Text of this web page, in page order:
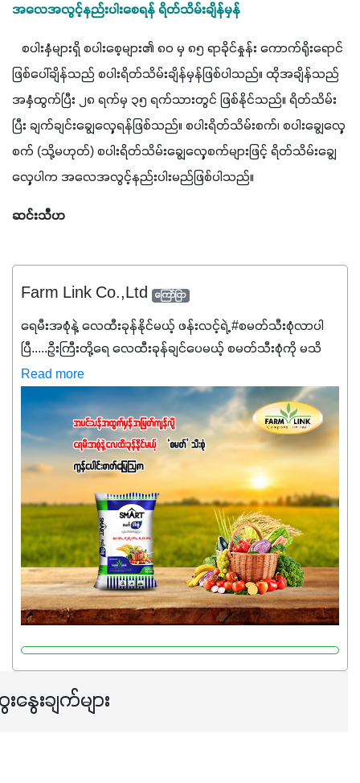
အလေအလွင့်နည်းပါးစေရန် ရိတ်သိမ်းချိန်မှန်
စပါးနှံများရှိ စပါးစေ့များ၏ ၈၀ မှ ၈၅ ရာခိုင်နှုန်း ကောက်ရိုးရောင်
ဖြစ်ပေါ်ချိန်သည် စပါးရိတ်သိမ်းချိန်မှန်ဖြစ်ပါသည်။ ထိုအချိန်သည်
အနှံထွက်ပြီး ၂၈ ရက်မှ ၃၅ ရက်သားတွင် ဖြစ်နိုင်သည်။ ရိတ်သိမ်း
ပြီး ချက်ချင်းချွေလှေ့ရန်ဖြစ်သည်။ စပါးရိတ်သိမ်းစက်၊ စပါးချွေလှေ့
စက် (သို့မဟုတ်) စပါးရိတ်သိမ်းချွေလှေ့စက်များဖြင့် ရိတ်သိမ်းချွေ
လှေ့ပါက အလေအလွင့်နည်းပါးမည်ဖြစ်ပါသည်။
ဆင်းသီဟ
Farm Link Co.,Ltd ကြော်ငြာ
ရေမီးအစုံနဲ့ လေထီးခုန်နိုင်မယ့် ဖန်းလင့်ရဲ့ #စမတ်သီးစုံလာပါ
ပြီ.....ဦးကြီးတို့ရေ ‌လေထီးခုန်ချင်ပေမယ့် စမတ်သီးစုံကို မသိ
သေးရင်တော့ ဒီစာလေးကို ဆက်ဖတ်‌ပေးပါ #စမတ်သီးစုံဆိုတာ
အပင်တိုင်းအတွက် အဓိကအာဟာရNPK (19:7:8)နဲ့ #ဟူးမစ်
အက်စစ်တို့ အချိုးကျ ပေါင်းစပ်ထားတဲ့ ကွန်ပေါင်း
ဓာတ်မြေဩဇာဖြစ်ပါတယ်။ အဓိကအကျိုးကျေးဇူးတွေအနေနဲ့
ကတော့ နိုက်ထရိုဂျင် 19%ပါဝင်တဲ့အတွက် ကလိုရိုဖီးလ်ဖွဲ့စည်း
မှုကို အားပေးကာ သီးနှံပင်များ၏အရွက်များစိမ်းလန်းသန်စွမ်း
ပြီး အစာချက်လုပ်မှုအားကောင်းစေပါတယ်။ အပင်၏ပင်ပိုင်း
ကြီးထွားမှုကို တိုးမြင့်စေကာ အပင်သန်၍ အကြီးမြန်စေပါတယ်။
သင့်တော်တဲ့ Phosphorus 7%ပါဝင်မှုကြောင့် အပင်ရဲ့ အမြစ်
ဖွဲ့စည်းတည်ဆောက်မှုကို ပို၍သန်မာလာအောင် အားပေးပါ
တယ်။ ဒါ့အပြင် ပန်းပွင့်ခြင်း၊အသီးသီးခြင်း၊အစေ့တည်ခြင်း
လုပ်ငန်းစဉ်များကိုလည်း အားပေးပါတယ်။ လုံလောက်တဲ့
အရသာ ပိုမိုကောင်းမွန်စေဖို့အတွက် လိုအပ်တဲ့အာဟာရဓာတ်
ဖြစ်ပါတယ်။ ဟူးမစ်အက်စစ်ပါဝင်ပေါင်းစပ်ထားတဲ့အတွက်
Read more
နွေးချက်များ